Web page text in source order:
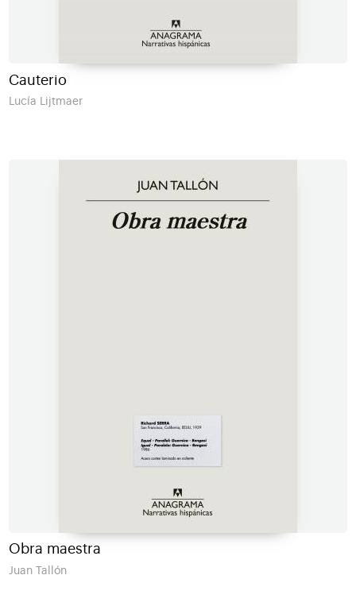
Cauterio
Lucía Lijtmaer
Obra maestra
Juan Tallón